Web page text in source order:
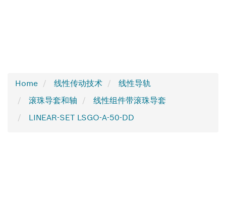
Home 线性传动技术
线性导轨
滚珠导套和轴
线性组件带滚珠导套
LINEAR-SET LSGO-A-50-DD